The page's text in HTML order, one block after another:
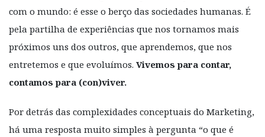
com o mundo: é esse o berço das sociedades humanas. É
pela partilha de experiências que nos tornamos mais
próximos uns dos outros, que aprendemos, que nos
entretemos e que evoluímos. Vivemos para contar,
contamos para (con)viver.
Por detrás das complexidades conceptuais do Marketing,
há uma resposta muito simples à pergunta “o que é